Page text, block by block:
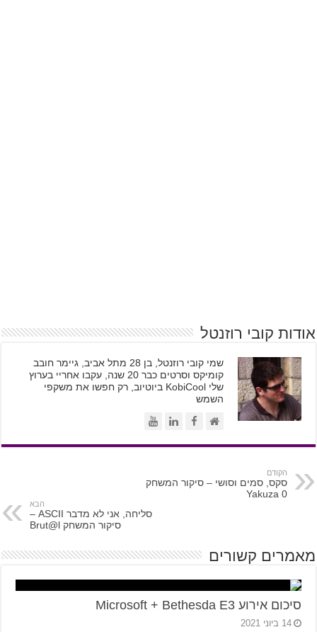
אודות קובי רוזנטל
שמי קובי רוזנטל, בן 28 מתל אביב, גיימר חובב
קומיקס וסרטים כבר 20 שנה, עקבו אחריי בערוץ
שלי KobiCool ביוטיוב, רק חפשו את משקפי
השמש
הקודם
סקס, סמים וסושי – סיקור המשחק
Yakuza 0
הבא
סליחה, אני לא מדבר ASCII –
סיקור המשחק Brut@l
מאמרים קשורים
סיכום אירוע Microsoft + Bethesda E3
14 ביוני 2021